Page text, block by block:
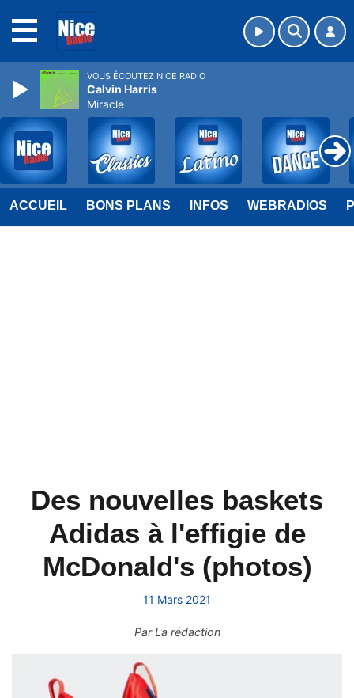
ACCUEIL BONS PLANS INFOS WEBRADIOS
Des nouvelles baskets
Adidas à l'effigie de
McDonald's (photos)
11 Mars 2021
ParLa rédaction
VOUS ÉCOUTEZ NICE RADIO
Calvin Harris
Miracle